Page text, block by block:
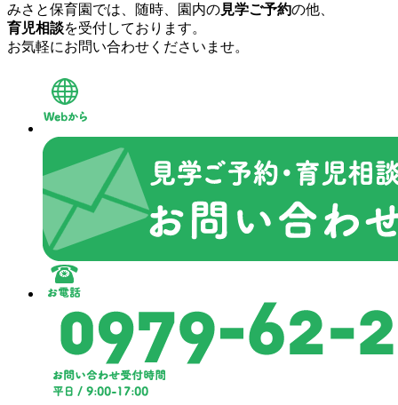
みさと保育園では、随時、園内の見学ご予約の他、
育児相談を受付しております。
お気軽にお問い合わせくださいませ。